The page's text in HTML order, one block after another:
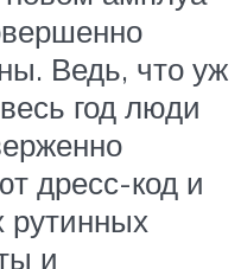
Ведь, что уж
год люди
дресс-код и
рутинных
и